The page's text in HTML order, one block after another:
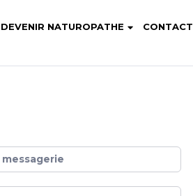
DEVENIR NATUROPATHE CONTACT